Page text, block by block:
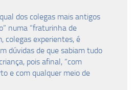
dos colegas mais antigos
numa “fraturinha de
colegas experientes, é
dúvidas de que sabiam tudo
pois afinal, “com
e com qualquer meio de